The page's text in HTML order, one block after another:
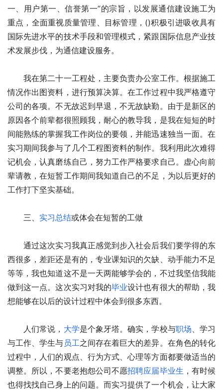
一、用户第一、信誉第一”的宗旨，以发展通信建设施工为
重点，全面重视质量管理、目标管理，()积极引进吸收具有
国际先进水平的技术手段和管理模式，紧跟国际信息产业技
术发展步伐，为通信建设服务。
我在第二十一工程处，主要负责办公室工作。根据施工
情况作出图资料，进行预算决算。在工作过程中我严格遵守
公司的各项。不无故迟到早退，不无故缺勤。由于是新区的
原因各个前辈都很照顾我，耐心的教导我，是我在短短的时
间能熟练的掌握我工作岗位的要领，并能迅速独当一面。在
实习期间我参与了几个工程图资料的制作。我利用此次难得
记机会，认真磨练自己，努力工作严格要求自己。虚心向前
辈请教，在短暂工作期间我知道自己的不足，为以后更好的
工作打下坚实基础。
三、 实习总结或体会在短暂的工做
通过这次实习我真正感觉到步入社会后我们要学得的东
西很多，差距还是有的，专业课知识的欠缺、动手能力不足
等等，我也知道这不是一天两能够学会的，不过我坚信我能
做到这一点。这次实习对我的毕业设计也有很大的帮助，我
想能够在以后的设计过程中体会到很多东西。
人们常说， 大学是个象牙塔。确实，学校与职场 、学习
与工作、学生与 员工之间存在着巨大的差异。在角色的转化
过程中，人们的观点、行为方式、心理等方面都要做适当的
调整。所以，不要老抱怨公司不愿招聘应届毕业生 ，有时候
也得找找自己身上的问题。而实习提供了一个机会，让大家